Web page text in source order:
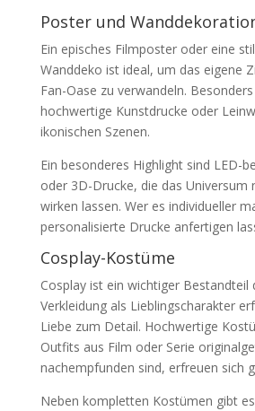
Poster und
Ein episches Filmposter oder eine
Wanddeko ist ideal, um das eigene
Fan-Oase zu verwandeln.
hochwertige Kunstdrucke oder
ikonischen Szenen.
Ein besonderes Highlight sind LED-
oder 3D-Drucke, die das Universum
wirken lassen. Wer es individueller
personalisierte Drucke anfertigen
Cosplay-Kostüme
Cosplay ist ein wichtiger Bestandteil
Verkleidung als Lieblingscharakter
Liebe zum Detail. Hochwertige
Outfits aus Film oder Serie
nachempfunden sind, erfreuen sich
Neben kompletten Kostümen gibt